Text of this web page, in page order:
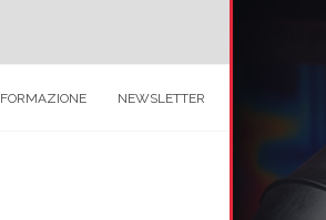
FORMAZIONE NEWSLETTER